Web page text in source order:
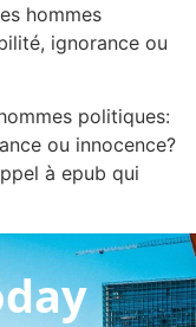
hommes
ignorance ou
politiques:
ou innocence?
à epub qui